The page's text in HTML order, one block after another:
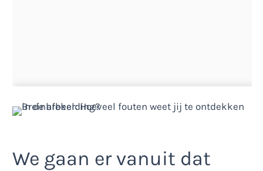
We gaan er vanuit dat